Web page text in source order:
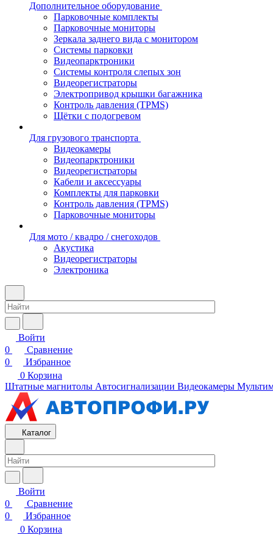
Дополнительное оборудование
Парковочные комплекты
Парковочные мониторы
Зеркала заднего вида с монитором
Системы парковки
Видеопарктроники
Системы контроля слепых зон
Видеорегистраторы
Электропривод крышки багажника
Контроль давления (TPMS)
Щётки с подогревом
Для грузового транспорта
Видеокамеры
Видеопарктроники
Видеорегистраторы
Кабели и аксессуары
Комплекты для парковки
Контроль давления (TPMS)
Парковочные мониторы
Для мото / квадро / снегоходов
Акустика
Видеорегистраторы
Электроника
Войти
0
Сравнение
0
Избранное
0 Корзина
Штатные магнитолы Автосигнализации Видеокамеры
Каталог
Войти
0
Сравнение
0
Избранное
0 Корзина